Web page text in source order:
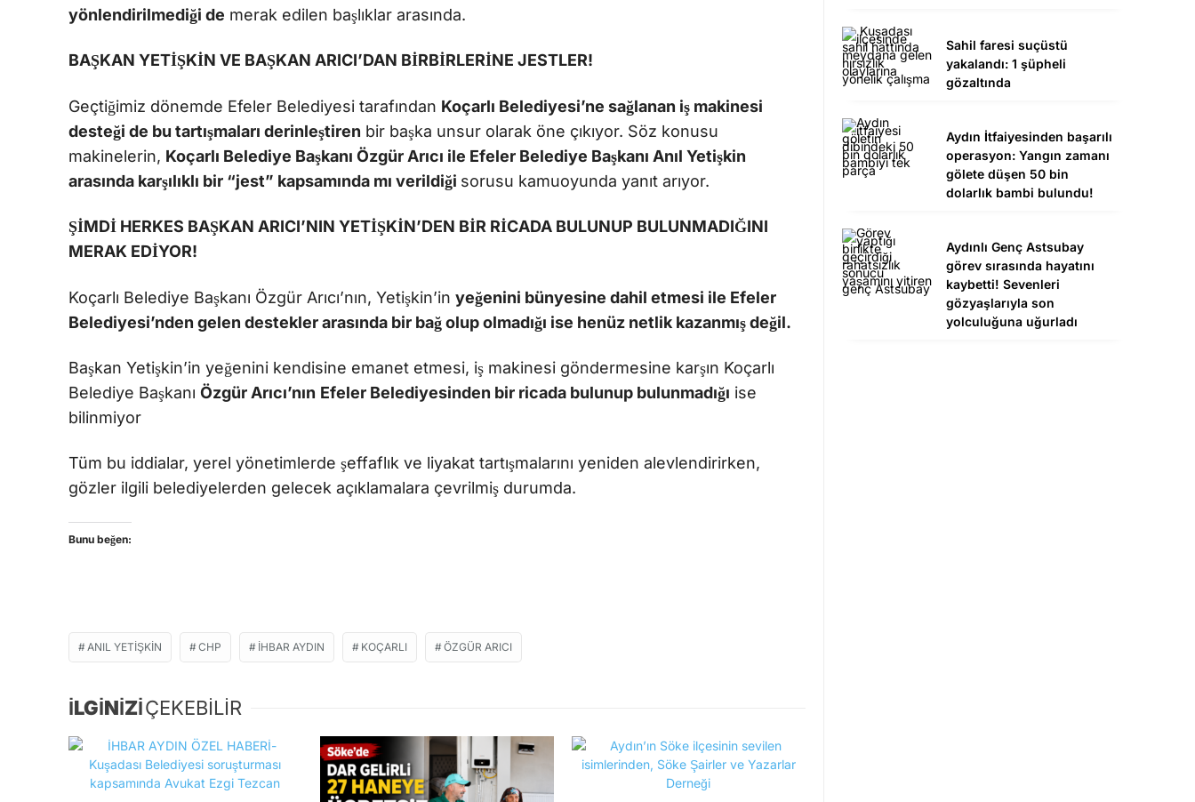
yönlendirilmediği de merak edilen başlıklar arasında.
BAŞKAN YETİŞKİN VE BAŞKAN ARICI’DAN BİRBİRLERİNE JESTLER!
Geçtiğimiz dönemde Efeler Belediyesi tarafından Koçarlı Belediyesi’ne sağlanan iş makinesi
desteği de bu tartışmaları derinleştiren bir başka unsur olarak öne çıkıyor. Söz konusu
makinelerin, Koçarlı Belediye Başkanı Özgür Arıcı ile Efeler Belediye Başkanı Anıl Yetişkin
arasında karşılıklı bir “jest” kapsamında mı verildiği sorusu kamuoyunda yanıt arıyor.
ŞİMDİ HERKES BAŞKAN ARICI’NIN YETİŞKİN’DEN BİR RİCADA BULUNUP BULUNMADIĞINI
MERAK EDİYOR!
Koçarlı Belediye Başkanı Özgür Arıcı’nın, Yetişkin’in yeğenini bünyesine dahil etmesi ile Efeler
Belediyesi’nden gelen destekler arasında bir bağ olup olmadığı ise henüz netlik kazanmış değil.
Başkan Yetişkin’in yeğenini kendisine emanet etmesi, iş makinesi göndermesine karşın Koçarlı
Belediye Başkanı Özgür Arıcı’nın Efeler Belediyesinden bir ricada bulunup bulunmadığı ise
bilinmiyor
Tüm bu iddialar, yerel yönetimlerde şeffaflık ve liyakat tartışmalarını yeniden alevlendirirken,
gözler ilgili belediyelerden gelecek açıklamalara çevrilmiş durumda.
Bunu beğen:
ANIL YETIŞKIN CHP IHBAR AYDIN KOÇARLI ÖZGÜR ARICI
İLGİNİZİÇEKEBİLİR
Sahil faresi suçüstü
yakalandı: 1 şüpheli
gözaltında
Aydın İtfaiyesinden başarılı
operasyon: Yangın zamanı
gölete düşen 50 bin
dolarlık bambi bulundu!
Aydınlı Genç Astsubay
görev sırasında hayatını
kaybetti! Sevenleri
gözyaşlarıyla son
yolculuğuna uğurladı